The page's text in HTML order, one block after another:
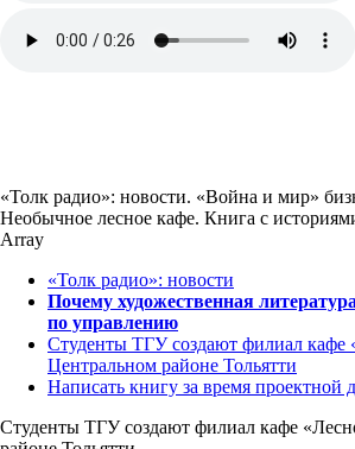
«Толк радио»: новости. «Война и мир»
Необычное лесное кафе. Книга с
Array
«Толк радио»: новости
Почему художественная
по управлению
Студенты ТГУ создают филиал кафе
Центральном районе Тольятти
Написать книгу за время проектной
Студенты ТГУ создают филиал кафе